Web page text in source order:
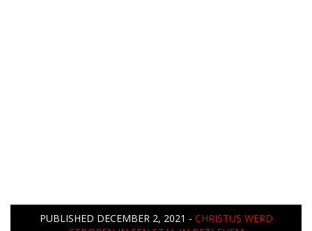
PUBLISHED DECEMBER 2, 2021 - CHRISTUS WERD